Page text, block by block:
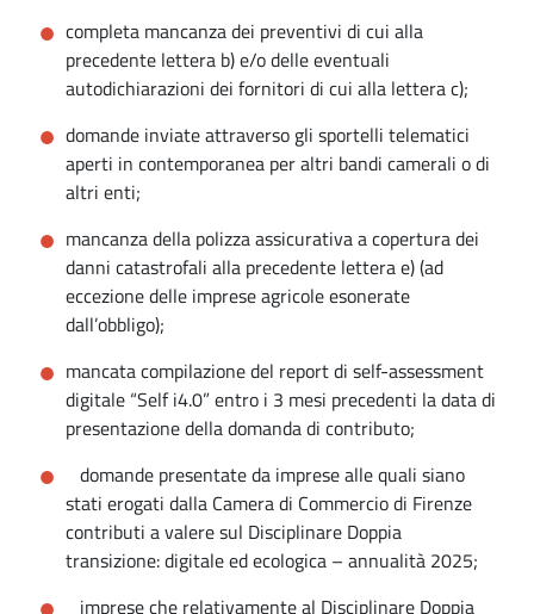
completa mancanza dei preventivi di cui alla
precedente lettera b) e/o delle eventuali
autodichiarazioni dei fornitori di cui alla lettera c);
domande inviate attraverso gli sportelli telematici
aperti in contemporanea per altri bandi camerali o di
altri enti;
mancanza della polizza assicurativa a copertura dei
danni catastrofali alla precedente lettera e) (ad
eccezione delle imprese agricole esonerate
dall’obbligo);
mancata compilazione del report di self-assessment
digitale “Self i4.0” entro i 3 mesi precedenti la data di
presentazione della domanda di contributo;
domande presentate da imprese alle quali siano
stati erogati dalla Camera di Commercio di Firenze
contributi a valere sul Disciplinare Doppia
transizione: digitale ed ecologica – annualità 2025;
imprese che relativamente al Disciplinare Doppia